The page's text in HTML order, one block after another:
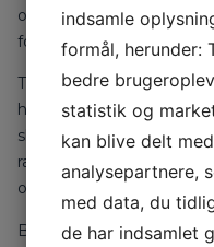
oplysninger herunder
fortroligt.
Tranberg eller vores
hinanden eller ydelsen
skriftlige aftale. Inden
rapporter eller lignende,
offentliggørelsen
Bestemmelsen om
indsamle
formål, herunder:
bedre
statistik og
kan blive delt
analysepartnere,
med data, du
de har indsamlet